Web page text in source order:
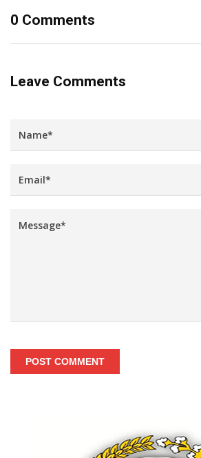
0 Comments
Leave Comments
POST COMMENT